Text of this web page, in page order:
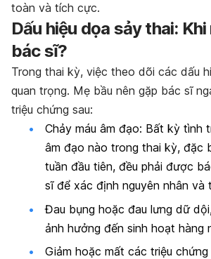
toàn và tích cực.
Dấu hiệu dọa sảy thai:
bác sĩ?
Trong thai kỳ, việc theo dõi các dấu
quan trọng. Mẹ bầu nên gặp bác sĩ
triệu chứng sau:
Chảy máu âm đạo: Bất kỳ tình
âm đạo nào trong thai kỳ, đặc
tuần đầu tiên, đều phải được
sĩ để xác định nguyên nhân và
Đau bụng hoặc đau lưng dữ
ảnh hưởng đến sinh hoạt hàng
Giảm hoặc mất các triệu